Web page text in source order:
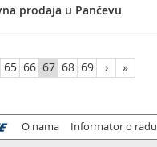
prodaja u Pančevu
65 66 67 68 69 › »
O nama Informator o radu